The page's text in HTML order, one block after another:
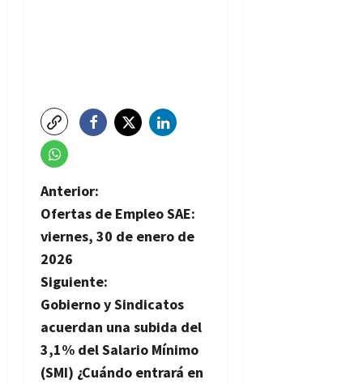
N
a
v
e
g
a
Anterior:
Ofertas de Empleo SAE:
viernes, 30 de enero de
2026
Siguiente:
Gobierno y Sindicatos
acuerdan una subida del
3,1% del Salario Mínimo
(SMI) ¿Cuándo entrará en